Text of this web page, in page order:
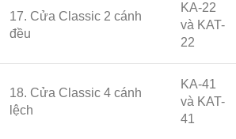
17. Cửa Classic 2 cánh
đều
KA-22
và KAT-
22
18. Cửa Classic 4 cánh
lệch
KA-41
và KAT-
41